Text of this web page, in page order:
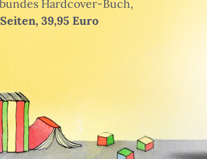
Hardcover-Buch,
39,95 Euro